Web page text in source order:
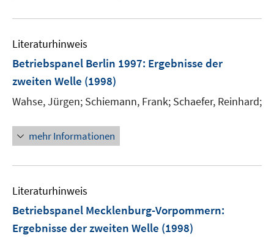
Literaturhinweis
Betriebspanel Berlin 1997: Ergebnisse der
zweiten Welle (1998)
Wahse, Jürgen; Schiemann, Frank; Schaefer, Reinhard;
mehr Informationen
Literaturhinweis
Betriebspanel Mecklenburg-Vorpommern:
Ergebnisse der zweiten Welle (1998)